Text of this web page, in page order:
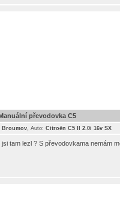
převodovka C5
Broumov Auto: Citroën C5 II 2.0i 16v SX
jsi tam lezl ? S převodovkama nemám